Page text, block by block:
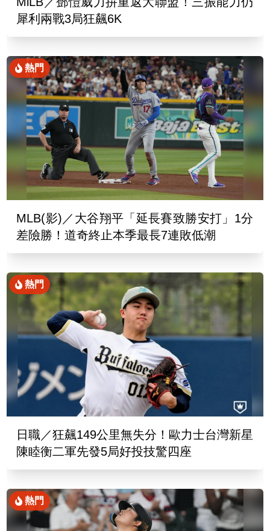
犀利兩戰3局狂飆6K
熱門
MLB(影)／大谷翔平「延長賽致勝安打」1分
差險勝！道奇終止本季最長7連敗低潮
熱門
日職／狂飆149公里無失分！歐力士台灣新星
陳睦衡二軍先發5局好投技驚四座
熱門